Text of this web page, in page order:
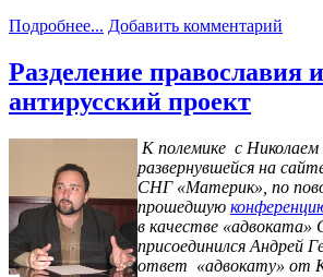
Подробнее... Добавить комментарий
Разделение православия
антирусский проект
К полемике с Николаем
развернувшейся на
СНГ «Материк», по
прошедшую
в качестве «адвоката»
присоединился Андрей
ответ «адвокату» от